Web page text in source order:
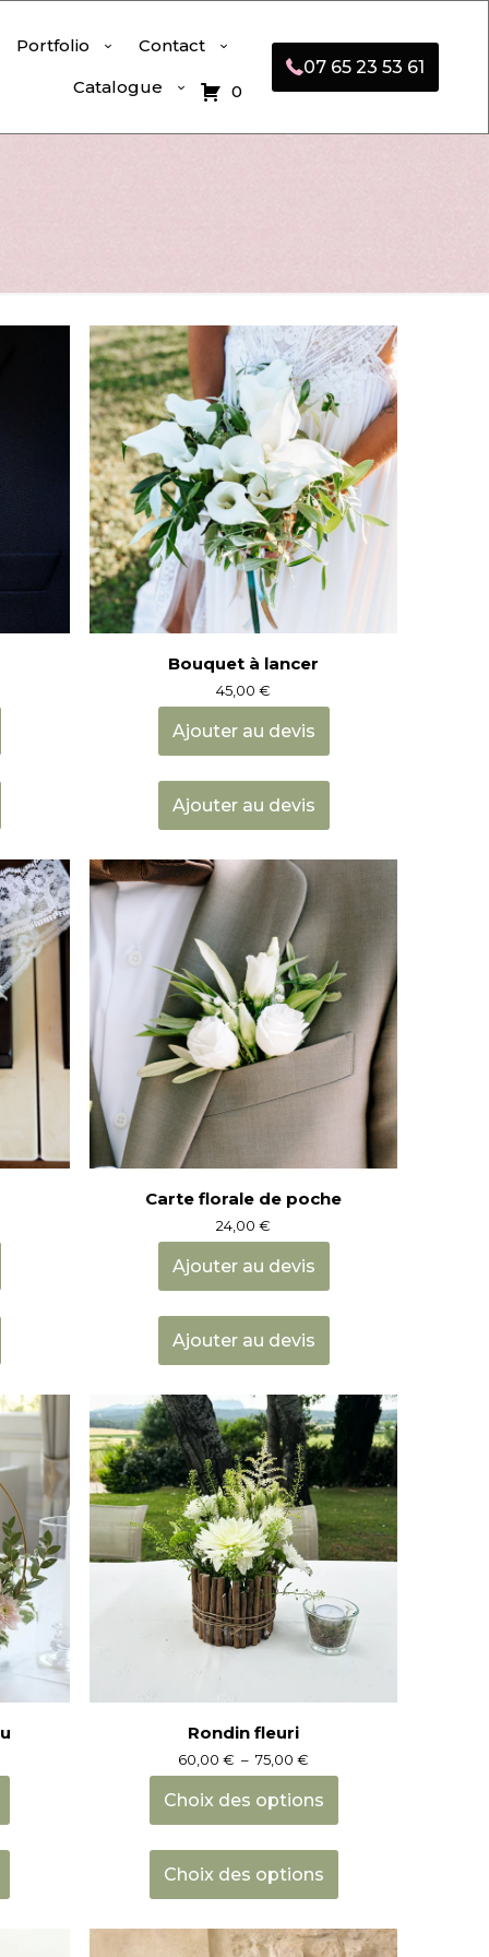
Portfolio
Contact
Catalogue
0
07 65 23 53 61
Bouquet à lancer
45,00€
Ajouter au devis
Ajouter au devis
Carte florale de poche
24,00€
Ajouter au devis
Ajouter au devis
:
€
a
plusieurs
Rondin fleuri
60,00€ – 75,00€
de
prix :
60,00 €
à
Choix des options
Choix des options
Ce
a
plusieurs